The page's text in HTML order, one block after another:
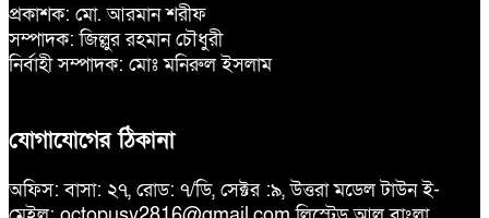
প্রকাশক: মো. আরমান শরীফ
সম্পাদক: জিল্লুর রহমান চৌধুরী
নির্বাহী সম্পাদক: মোঃ মনিরুল ইসলাম
যোগাযোগের ঠিকানা
অফিস: বাসা: ২৭, রোড: ৭/ডি, সেক্টর :৯, উত্তরা মডেল টাউন ই-